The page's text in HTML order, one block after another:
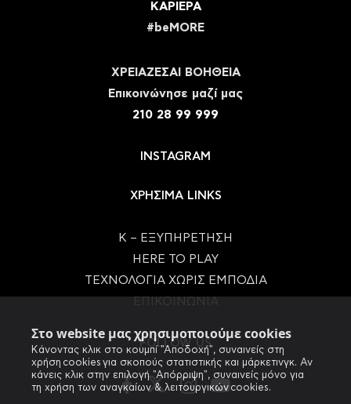
Στο website μας χρησιμοποιούμε cookies
Κάνοντας κλικ στο κουμπί "Αποδοχή", συναινείς στη
χρήση cookies για σκοπούς στατιστικής και μάρκετινγκ. Αν
κάνεις κλικ στην επιλογή "Απόρριψη", συναινείς μόνο για
τη χρήση των αναγκαίων & λειτουργικών cookies.
ΚΑΡΙΕΡΑ
#beMORE
ΧΡΕΙΑΖΕΣΑΙ ΒΟΗΘΕΙΑ
Eπικοινώνησε μαζί μας
210 28 99 999
INSTAGRAM
ΧΡΗΣΙΜΑ LINKS
Κ – ΕΞΥΠΗΡΕΤΗΣΗ
HERE TO PLAY
ΤΕΧΝΟΛΟΓΙΑ ΧΩΡΙΣ ΕΜΠΟΔΙΑ
FOLLOW US